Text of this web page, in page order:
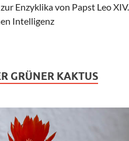
Enzyklika von Papst Leo XIV.
Intelligenz
GRÜNER KAKTUS